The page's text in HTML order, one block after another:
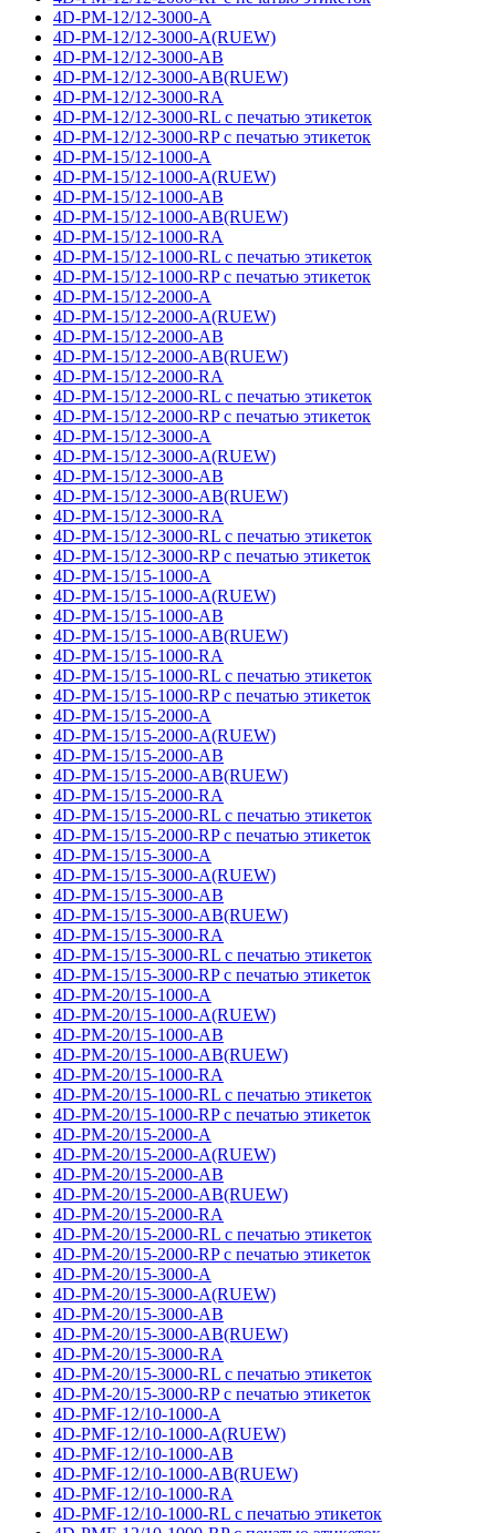
4D-PM-12/12-3000-A
4D-PM-12/12-3000-A(RUEW)
4D-PM-12/12-3000-AB
4D-PM-12/12-3000-AB(RUEW)
4D-PM-12/12-3000-RA
4D-PM-12/12-3000-RL с печатью этикеток
4D-PM-12/12-3000-RP с печатью этикеток
4D-PM-15/12-1000-A
4D-PM-15/12-1000-A(RUEW)
4D-PM-15/12-1000-AB
4D-PM-15/12-1000-AB(RUEW)
4D-PM-15/12-1000-RA
4D-PM-15/12-1000-RL с печатью этикеток
4D-PM-15/12-1000-RP с печатью этикеток
4D-PM-15/12-2000-A
4D-PM-15/12-2000-A(RUEW)
4D-PM-15/12-2000-AB
4D-PM-15/12-2000-AB(RUEW)
4D-PM-15/12-2000-RA
4D-PM-15/12-2000-RL с печатью этикеток
4D-PM-15/12-2000-RP с печатью этикеток
4D-PM-15/12-3000-A
4D-PM-15/12-3000-A(RUEW)
4D-PM-15/12-3000-AB
4D-PM-15/12-3000-AB(RUEW)
4D-PM-15/12-3000-RA
4D-PM-15/12-3000-RL с печатью этикеток
4D-PM-15/12-3000-RP с печатью этикеток
4D-PM-15/15-1000-A
4D-PM-15/15-1000-A(RUEW)
4D-PM-15/15-1000-AB
4D-PM-15/15-1000-AB(RUEW)
4D-PM-15/15-1000-RA
4D-PM-15/15-1000-RL с печатью этикеток
4D-PM-15/15-1000-RP с печатью этикеток
4D-PM-15/15-2000-A
4D-PM-15/15-2000-A(RUEW)
4D-PM-15/15-2000-AB
4D-PM-15/15-2000-AB(RUEW)
4D-PM-15/15-2000-RA
4D-PM-15/15-2000-RL с печатью этикеток
4D-PM-15/15-2000-RP с печатью этикеток
4D-PM-15/15-3000-A
4D-PM-15/15-3000-A(RUEW)
4D-PM-15/15-3000-AB
4D-PM-15/15-3000-AB(RUEW)
4D-PM-15/15-3000-RA
4D-PM-15/15-3000-RL с печатью этикеток
4D-PM-15/15-3000-RP с печатью этикеток
4D-PM-20/15-1000-A
4D-PM-20/15-1000-A(RUEW)
4D-PM-20/15-1000-AB
4D-PM-20/15-1000-AB(RUEW)
4D-PM-20/15-1000-RA
4D-PM-20/15-1000-RL с печатью этикеток
4D-PM-20/15-1000-RP с печатью этикеток
4D-PM-20/15-2000-A
4D-PM-20/15-2000-A(RUEW)
4D-PM-20/15-2000-AB
4D-PM-20/15-2000-AB(RUEW)
4D-PM-20/15-2000-RA
4D-PM-20/15-2000-RL с печатью этикеток
4D-PM-20/15-2000-RP с печатью этикеток
4D-PM-20/15-3000-A
4D-PM-20/15-3000-A(RUEW)
4D-PM-20/15-3000-AB
4D-PM-20/15-3000-AB(RUEW)
4D-PM-20/15-3000-RA
4D-PM-20/15-3000-RL с печатью этикеток
4D-PM-20/15-3000-RP с печатью этикеток
4D-PMF-12/10-1000-A
4D-PMF-12/10-1000-A(RUEW)
4D-PMF-12/10-1000-AB
4D-PMF-12/10-1000-AB(RUEW)
4D-PMF-12/10-1000-RA
4D-PMF-12/10-1000-RL с печатью этикеток